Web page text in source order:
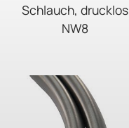
Schlauch, drucklos
NW8